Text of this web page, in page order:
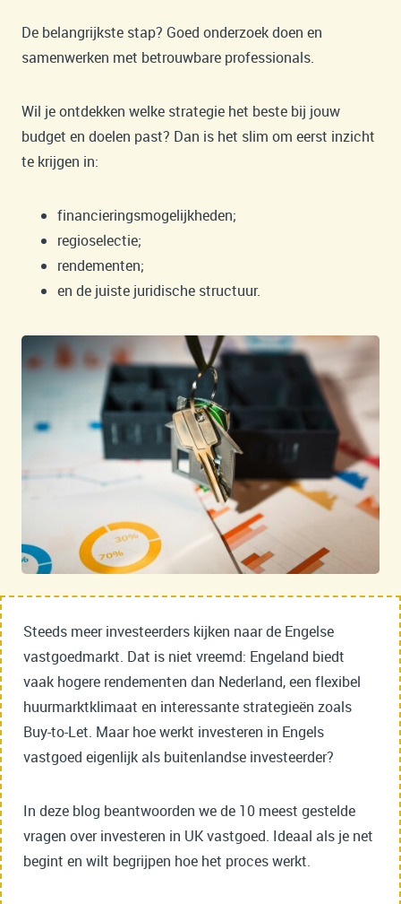
De belangrijkste stap? Goed onderzoek doen en
samenwerken met betrouwbare professionals.
Wil je ontdekken welke strategie het beste bij jouw
budget en doelen past? Dan is het slim om eerst inzicht
te krijgen in:
financieringsmogelijkheden;
regioselectie;
rendementen;
en de juiste juridische structuur.
Steeds meer investeerders kijken naar de Engelse
vastgoedmarkt. Dat is niet vreemd: Engeland biedt
vaak hogere rendementen dan Nederland, een flexibel
huurmarktklimaat en interessante strategieën zoals
Buy-to-Let. Maar hoe werkt investeren in Engels
vastgoed eigenlijk als buitenlandse investeerder?
In deze blog beantwoorden we de 10 meest gestelde
vragen over investeren in UK vastgoed. Ideaal als je net
begint en wilt begrijpen hoe het proces werkt.